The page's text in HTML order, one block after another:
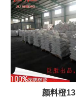
颜料橙13